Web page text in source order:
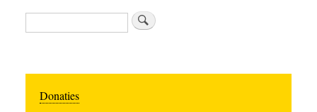
Zoeken
Donaties